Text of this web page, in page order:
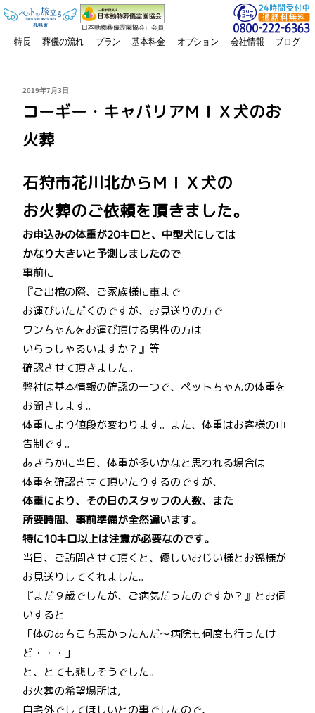
日本動物葬儀霊園協会正会員
特長 葬儀の流れ プラン 基本料金 オプション 会社情報 ブログ
投
2019年7月3日
コーギー・キャバリアＭＩＸ犬のお
火葬
石狩市花川北からＭＩＸ犬の
お火葬のご依頼を頂きました。
お申込みの体重が20キロと、中型犬にしては
かなり大きいと予測しましたので
事前に
『ご出棺の際、ご家族様に車まで
お運びいただくのですが、お見送りの方で
ワンちゃんをお運び頂ける男性の方は
いらっしゃるいますか？』等
確認させて頂きました。
弊社は基本情報の確認の一つで、ペットちゃんの体重を
お聞きします。
体重により値段が変わります。また、体重はお客様の申
告制です。
あきらかに当日、体重が多いかなと思われる場合は
体重を確認させて頂いたりするのですが、
体重により、その日のスタッフの人数、また
所要時間、事前準備が全然違います。
特に10キロ以上は注意が必要なのです。
当日、ご訪問させて頂くと、優しいおじい様とお孫様が
お見送りしてくれました。
『まだ９歳でしたが、ご病気だったのですか？』とお伺
いすると
「体のあちこち悪かったんだ～病院も何度も行ったけ
ど・・・」
と、とても悲しそうでした。
お火葬の希望場所は,
自宅外でしてほしいとの事でしたので、